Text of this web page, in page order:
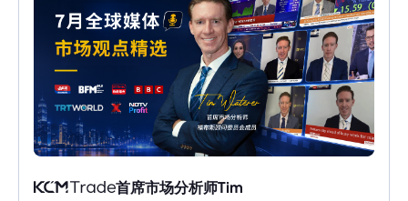
首席市场分析师Tim